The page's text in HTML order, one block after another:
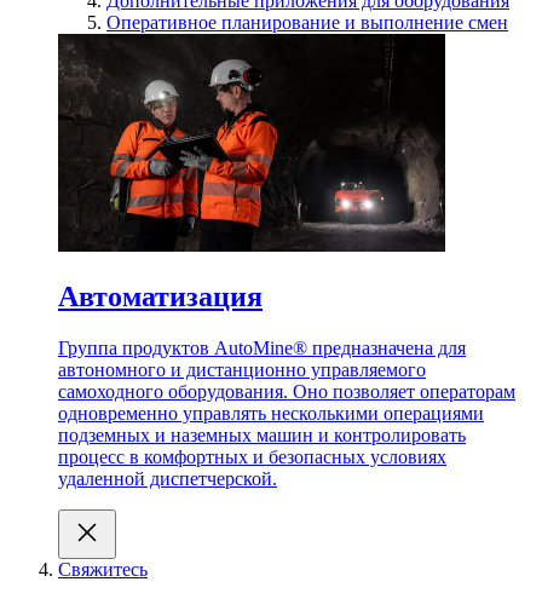
Оперативное планирование и выполнение смен
Автоматизация
Группа продуктов AutoMine® предназначена для
автономного и дистанционно управляемого
самоходного оборудования. Оно позволяет операторам
одновременно управлять несколькими операциями
подземных и наземных машин и контролировать
процесс в комфортных и безопасных условиях
удаленной диспетчерской.
Свяжитесь